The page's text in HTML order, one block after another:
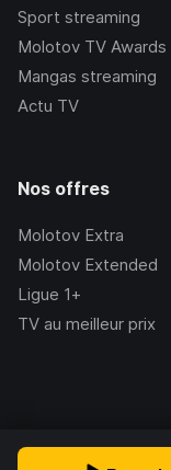
Sport streaming
Molotov TV Awards
Mangas streaming
Actu TV
Nos offres
Molotov Extra
Molotov Extended
Ligue 1+
TV au meilleur prix